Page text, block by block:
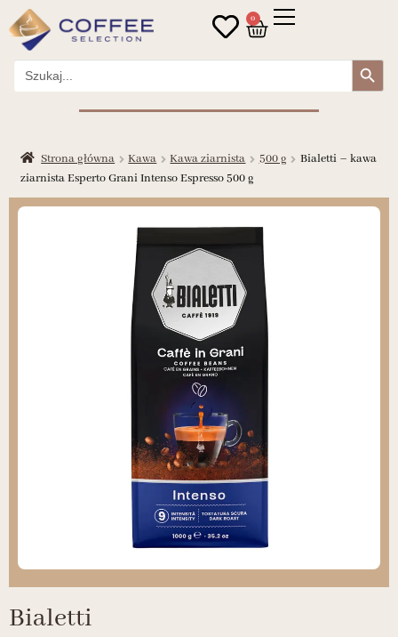
0
Search
for:
Search Button
Strona główna Kawa Kawa ziarnista 500 g
Bialetti – kawa
ziarnista Esperto Grani Intenso Espresso 500 g
Bialetti